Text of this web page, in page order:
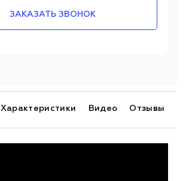
ЗАКАЗАТЬ ЗВОНОК
Характеристики Видео Отзывы